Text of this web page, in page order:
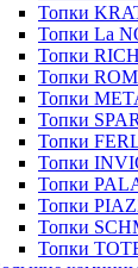
Топки
Топки La
Топки
Топки
Топки
Топки
Топки
Топки
Топки
Топки
Топки
Топки